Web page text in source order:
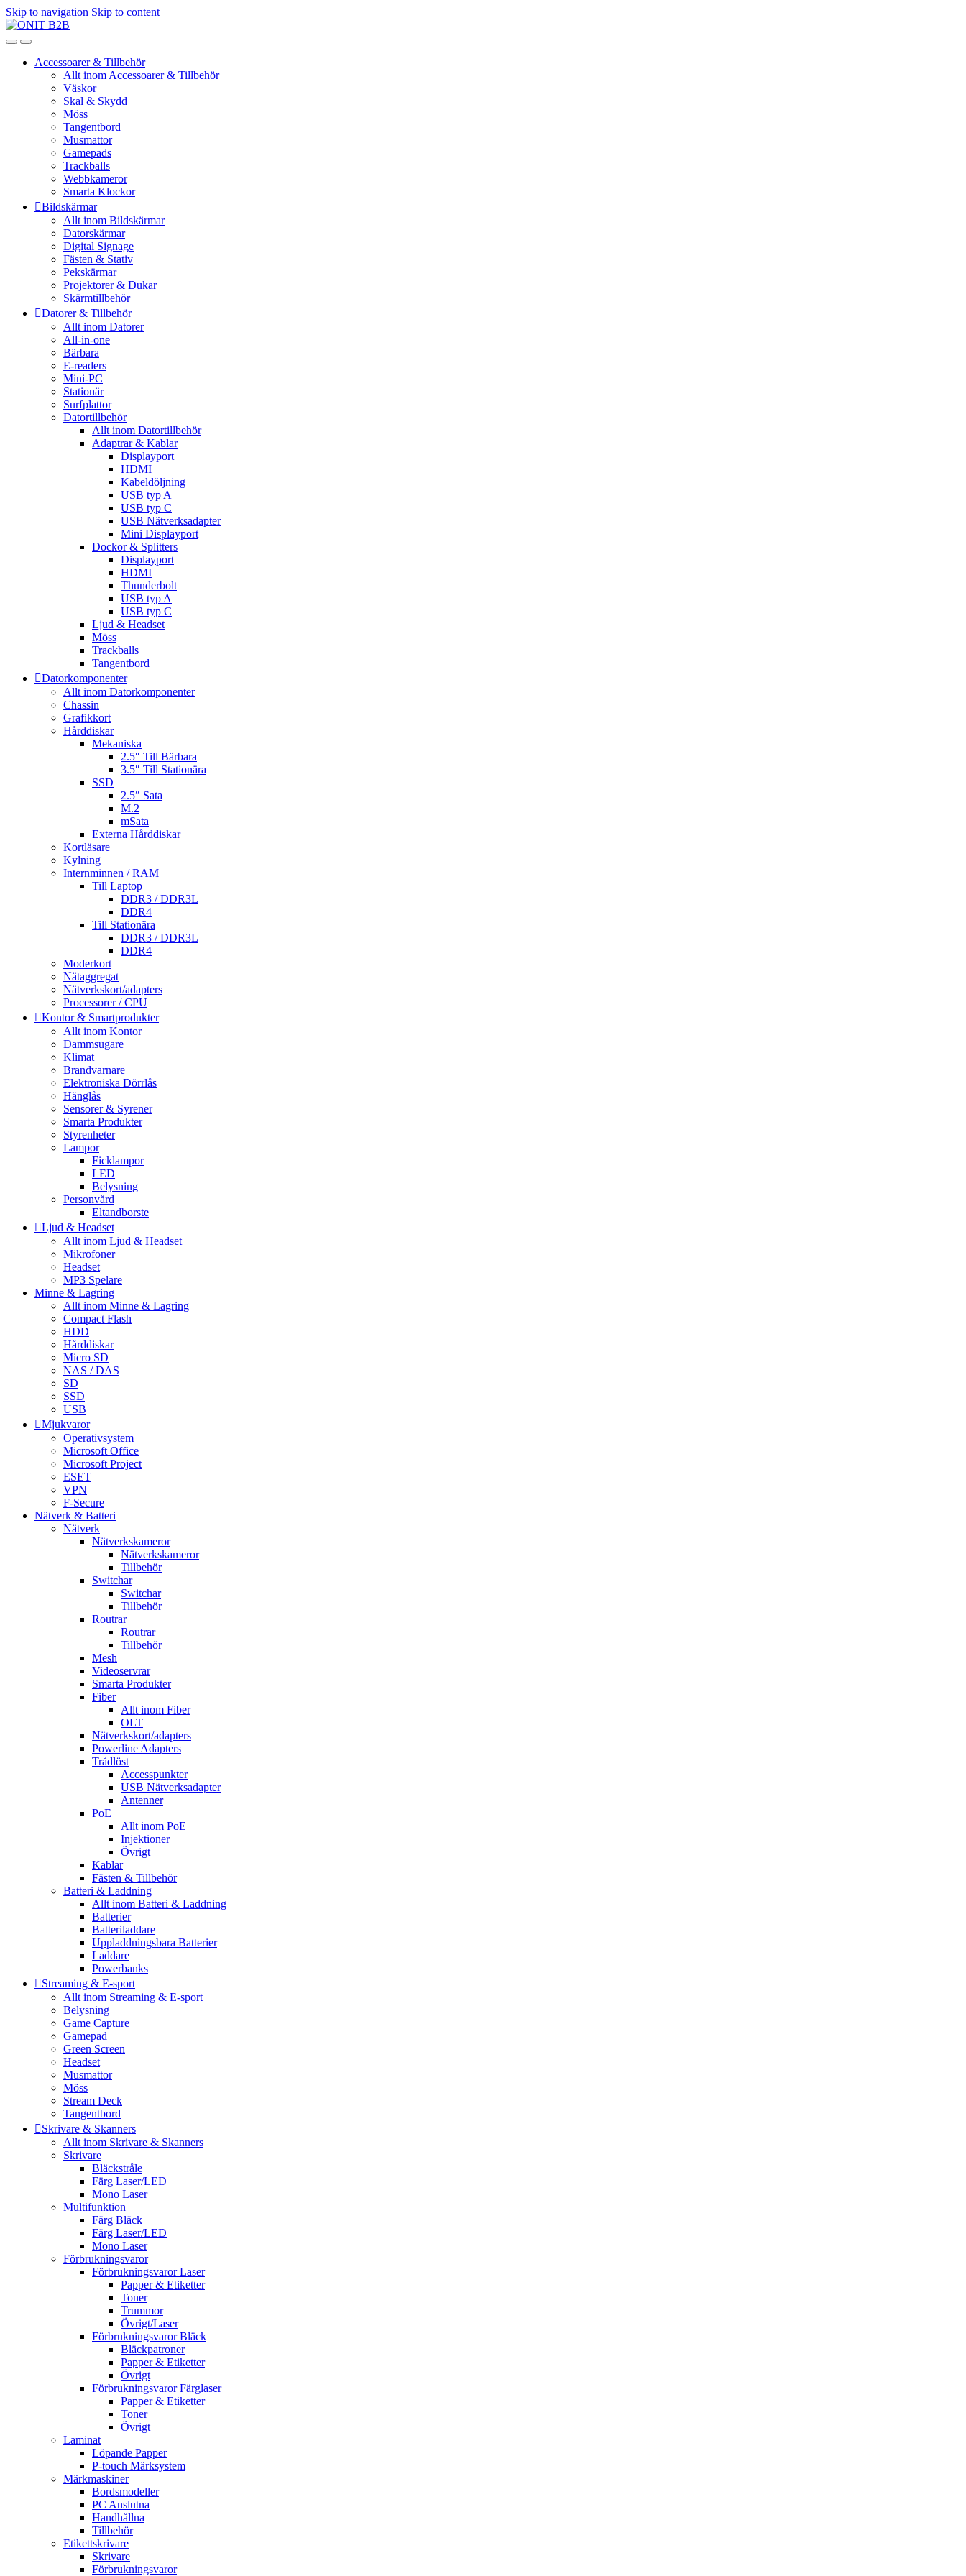
Skip to navigation Skip to content
Accessoarer & Tillbehör
Allt inom Accessoarer & Tillbehör
Väskor
Skal & Skydd
Möss
Tangentbord
Musmattor
Gamepads
Trackballs
Webbkameror
Smarta Klockor
Bildskärmar
Allt inom Bildskärmar
Datorskärmar
Digital Signage
Fästen & Stativ
Pekskärmar
Projektorer & Dukar
Skärmtillbehör
Datorer & Tillbehör
Allt inom Datorer
All-in-one
Bärbara
E-readers
Mini-PC
Stationär
Surfplattor
Datortillbehör
Allt inom Datortillbehör
Adaptrar & Kablar
Displayport
HDMI
Kabeldöljning
USB typ A
USB typ C
USB Nätverksadapter
Mini Displayport
Dockor & Splitters
Displayport
HDMI
Thunderbolt
USB typ A
USB typ C
Ljud & Headset
Möss
Trackballs
Tangentbord
Datorkomponenter
Allt inom Datorkomponenter
Chassin
Grafikkort
Hårddiskar
Mekaniska
2.5″ Till Bärbara
3.5″ Till Stationära
SSD
2.5″ Sata
M.2
mSata
Externa Hårddiskar
Kortläsare
Kylning
Internminnen / RAM
Till Laptop
DDR3 / DDR3L
DDR4
Till Stationära
DDR3 / DDR3L
DDR4
Moderkort
Nätaggregat
Nätverkskort/adapters
Processorer / CPU
Kontor & Smartprodukter
Allt inom Kontor
Dammsugare
Klimat
Brandvarnare
Elektroniska Dörrlås
Hänglås
Sensorer & Syrener
Smarta Produkter
Styrenheter
Lampor
Ficklampor
LED
Belysning
Personvård
Eltandborste
Ljud & Headset
Allt inom Ljud & Headset
Mikrofoner
Headset
MP3 Spelare
Minne & Lagring
Allt inom Minne & Lagring
Compact Flash
HDD
Hårddiskar
Micro SD
NAS / DAS
SD
SSD
USB
Mjukvaror
Operativsystem
Microsoft Office
Microsoft Project
ESET
VPN
F-Secure
Nätverk & Batteri
Nätverk
Nätverkskameror
Nätverkskameror
Tillbehör
Switchar
Switchar
Tillbehör
Routrar
Routrar
Tillbehör
Mesh
Videoservrar
Smarta Produkter
Fiber
Allt inom Fiber
OLT
Nätverkskort/adapters
Powerline Adapters
Trådlöst
Accesspunkter
USB Nätverksadapter
Antenner
PoE
Allt inom PoE
Injektioner
Övrigt
Kablar
Fästen & Tillbehör
Batteri & Laddning
Allt inom Batteri & Laddning
Batterier
Batteriladdare
Uppladdningsbara Batterier
Laddare
Powerbanks
Streaming & E-sport
Allt inom Streaming & E-sport
Belysning
Game Capture
Gamepad
Green Screen
Headset
Musmattor
Möss
Stream Deck
Tangentbord
Skrivare & Skanners
Allt inom Skrivare & Skanners
Skrivare
Bläckstråle
Färg Laser/LED
Mono Laser
Multifunktion
Färg Bläck
Färg Laser/LED
Mono Laser
Förbrukningsvaror
Förbrukningsvaror Laser
Papper & Etiketter
Toner
Trummor
Övrigt/Laser
Förbrukningsvaror Bläck
Bläckpatroner
Papper & Etiketter
Övrigt
Förbrukningsvaror Färglaser
Papper & Etiketter
Toner
Övrigt
Laminat
Löpande Papper
P-touch Märksystem
Märkmaskiner
Bordsmodeller
PC Anslutna
Handhållna
Tillbehör
Etikettskrivare
Skrivare
Förbrukningsvaror